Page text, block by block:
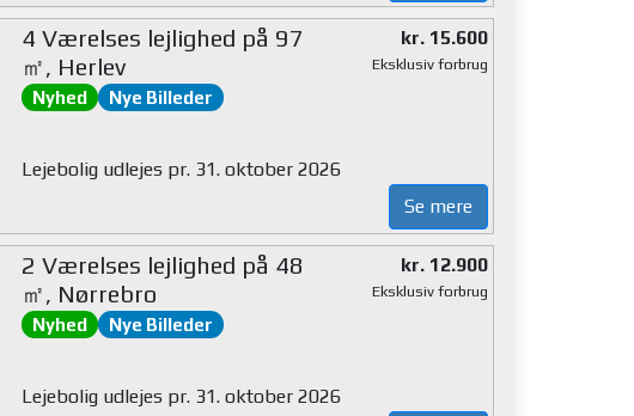
4 Værelses lejlighed på 97
㎡, Herlev
Nyhed Nye Billeder
kr. 15.600
Eksklusiv forbrug
Lejebolig udlejes pr. 31. oktober 2026
Se mere
2 Værelses lejlighed på 48
㎡, Nørrebro
Nyhed Nye Billeder
kr. 12.900
Eksklusiv forbrug
Lejebolig udlejes pr. 31. oktober 2026